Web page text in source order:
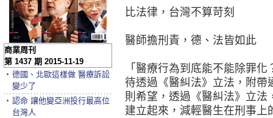
比法律，台灣不算苛刻
醫師擔刑責，德、法皆如此
「醫療行為到底能不能除罪
待透過《醫糾法》立法，附帶
則希望，透過《醫糾法》立
建立起來，減輕醫生在刑事
商業周刊
第 1437 期 2015-11-19
‧ 德國、北歐這樣做 醫療訴訟
變少了
‧ 認命 讓他變亞洲投行最高位
台灣人